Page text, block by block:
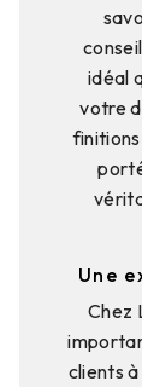
idéal
votre
Une
Chez
clients